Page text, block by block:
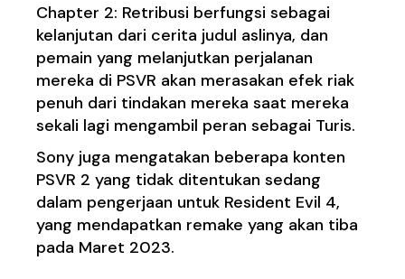
Chapter 2: Retribusi berfungsi sebagai
kelanjutan dari cerita judul aslinya, dan
pemain yang melanjutkan perjalanan
mereka di PSVR akan merasakan efek riak
penuh dari tindakan mereka saat mereka
sekali lagi mengambil peran sebagai Turis.
Sony juga mengatakan beberapa konten
PSVR 2 yang tidak ditentukan sedang
dalam pengerjaan untuk Resident Evil 4,
yang mendapatkan remake yang akan tiba
pada Maret 2023.